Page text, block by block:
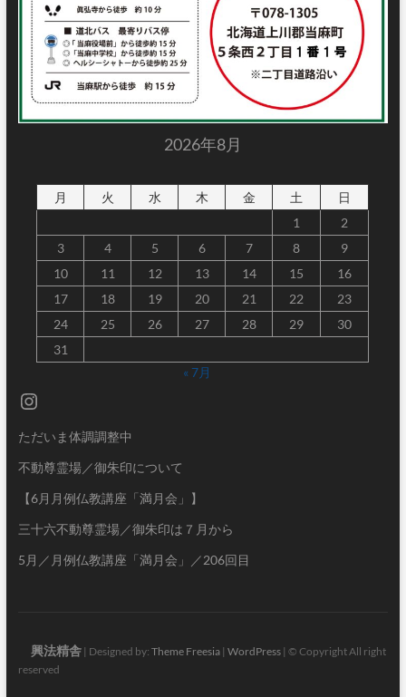
2026年8月
月 火 水 木 金 土
日
1
2
3
4 5 6 7 8
9
10
11 12 13 14 15
16
17
18 19 20 21 22
23
24
25 26 27 28 29
30
31
« 7月
Instagram
ただいま体調調整中
不動尊霊場／御朱印について
【6月月例仏教講座「満月会」】
三十六不動尊霊場／御朱印は７月から
5月／月例仏教講座「満月会」／206回目
興法精舎| Designed by: Theme Freesia| WordPress| © Copyright All right
reserved